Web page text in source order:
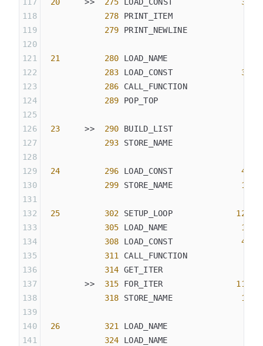
20
     >>
275 LOAD_CONST 39
            278
PRINT_ITEM
            279
PRINT_NEWLINE
21
         280
LOAD_NAME
            283
LOAD_CONST 32
            286
CALL_FUNCTION
            289
POP_TOP
23
     >>
290 BUILD_LIST
            293
STORE_NAME
24
         296
LOAD_CONST 40
            299
STORE_NAME 10
25
         302
SETUP_LOOP 128
            305
LOAD_NAME 11
            308
LOAD_CONST 41
            311
CALL_FUNCTION
            314
GET_ITER
        >>
315 FOR_ITER 114
            318
STORE_NAME 12
26
         321
LOAD_NAME
            324
LOAD_NAME